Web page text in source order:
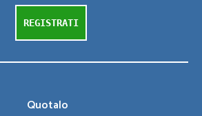
REGISTRATI
Quotalo